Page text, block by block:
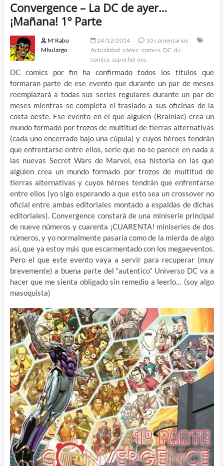
Convergence – La DC de ayer…
¡Mañana! 1º Parte
M'Rabo
Mhulargo
24/12/2014
10 comentarios
Actualidad cómic comics DC dc
comics superhéroes
DC comics por fin ha confirmado todos los títulos que
formaran parte de ese evento que durante un par de meses
reemplazará a todas sus series regulares durante un par de
meses mientras se completa el traslado a sus oficinas de la
costa oeste. Ese evento en el que alguien (Brainiac) crea un
mundo formado por trozos de multitud de tierras alternativas
(cada uno encerrado bajo una cúpula) y cuyos héroes tendrán
que enfrentarse entre ellos, serie que no se parece en nada a
las nuevas Secret Wars de Marvel, esa historia en las que
alguien crea un mundo formado por trozos de multitud de
tierras alternativas y cuyos héroes tendrán que enfrentarse
entre ellos (yo sigo esperando a que esto sea un crossover no
oficial entre ambas editoriales montado a espaldas de dichas
editoriales). Convergence constará de una miniserie principal
de nueve números y cuarenta ¡CUARENTA! miniseries de dos
números, y yo normalmente pasaría como de la mierda de algo
así, que ya estoy más que escarmentado con los megaeventos.
Pero el que este evento vaya a servir para recuperar (muy
brevemente) a buena parte del “autentico” Universo DC va a
hacer que me sienta obligado sin remedio a leerlo… (soy algo
masoquista)